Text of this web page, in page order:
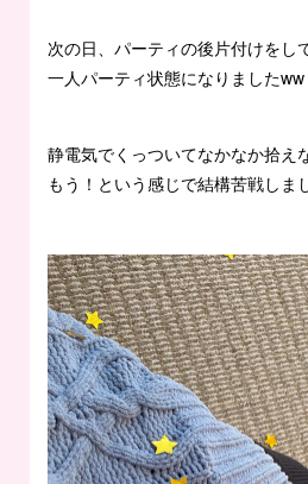
次の日、パーティの後片付けをし
一人パーティ状態になりましたww
静電気でくっついてなかなか拾え
もう！という感じで結構苦戦しま